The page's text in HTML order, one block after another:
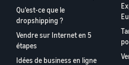
Qu'est-ce que le
dropshipping ?
Vendre sur Internet en 5
étapes
Idées de business en ligne